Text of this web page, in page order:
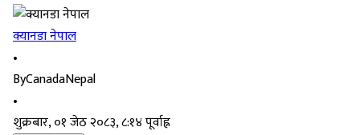
क्यानडा नेपाल
•
ByCanadaNepal
•
शुक्रबार, ०१ जेठ २०८३, ८:१४ पूर्वाह्न